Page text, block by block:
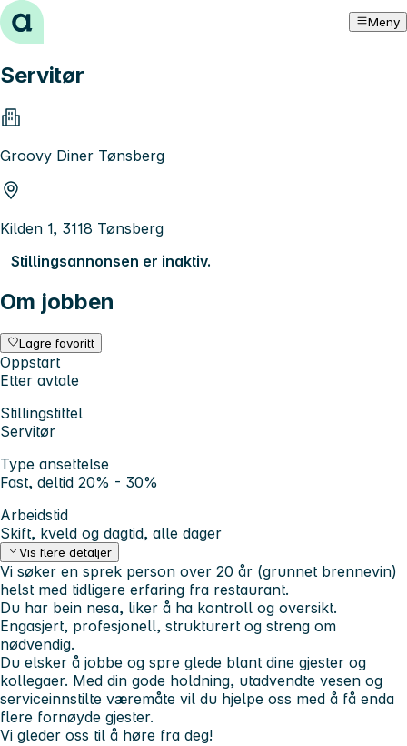
Hopp til innhold Meny
Servitør
Groovy Diner Tønsberg
Kilden 1, 3118 Tønsberg
Stillingsannonsen er inaktiv.
Om jobben
Lagre favoritt
Oppstart
Etter avtale
Stillingstittel
Servitør
Type ansettelse
Fast, deltid 20% - 30%
Arbeidstid
Skift, kveld og dagtid, alle dager
Vis flere detaljer
Vi søker en sprek person over 20 år (grunnet brennevin)
helst med tidligere erfaring fra restaurant.
Du har bein nesa, liker å ha kontroll og oversikt.
Engasjert, profesjonell, strukturert og streng om
nødvendig.
Du elsker å jobbe og spre glede blant dine gjester og
kollegaer. Med din gode holdning, utadvendte vesen og
serviceinnstilte væremåte vil du hjelpe oss med å få enda
flere fornøyde gjester.
Vi gleder oss til å høre fra deg!